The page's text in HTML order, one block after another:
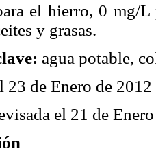
el hierro, 0 mg/
y grasas.
agua potable,
23 de Enero de 2012
el 21 de